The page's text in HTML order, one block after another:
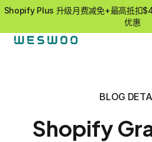
Shopify Plus 升级月费减免+最高抵扣
优惠
BLOG
Shopify